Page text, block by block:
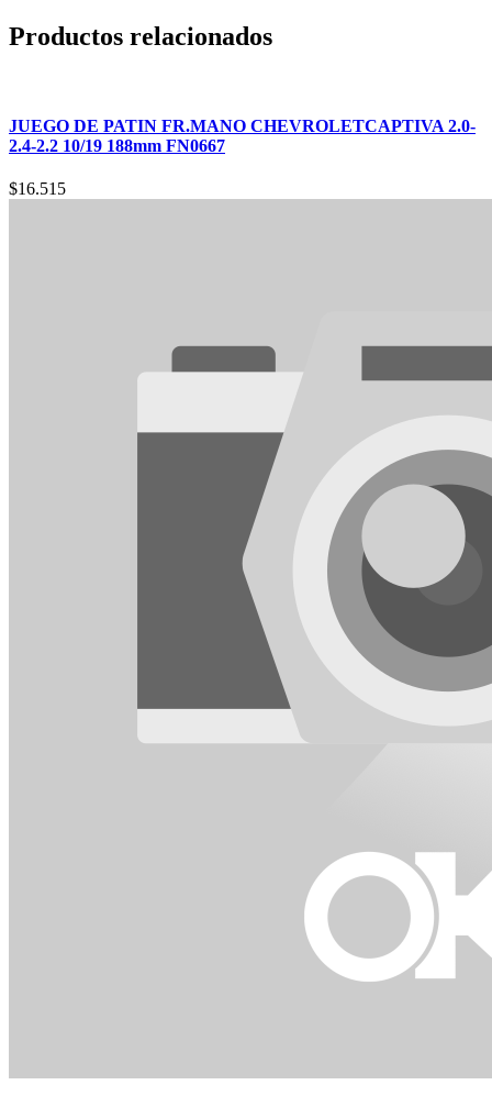
Productos relacionados
JUEGO DE PATIN FR.MANO CHEVROLETCAPTIVA 2.0-
2.4-2.2 10/19 188mm FN0667
$16.515